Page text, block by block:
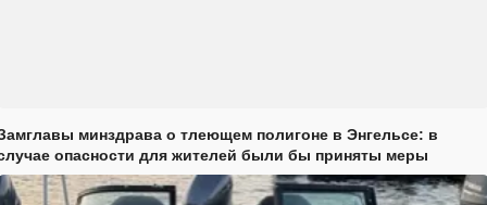
минздрава о тлеющем полигоне в Энгельсе: в
опасности для жителей были бы приняты меры